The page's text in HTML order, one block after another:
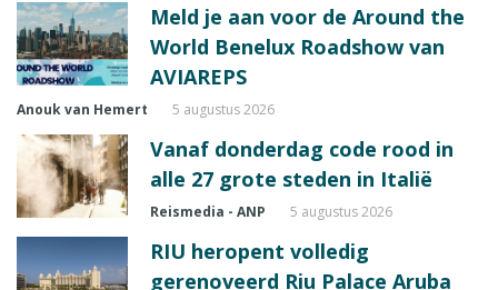
Meld je aan voor de Around the
World Benelux Roadshow van
AVIAREPS
Anouk van Hemert 5 augustus 2026
Vanaf donderdag code rood in
alle 27 grote steden in Italië
Reismedia - ANP 5 augustus 2026
RIU heropent volledig
gerenoveerd Riu Palace Aruba